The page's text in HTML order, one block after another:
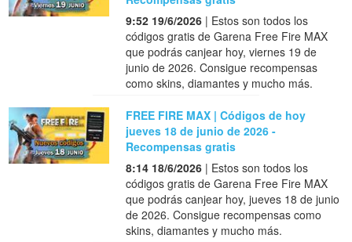
9:52 19/6/2026 | Estos son todos los
códigos gratis de Garena Free Fire MAX
que podrás canjear hoy, viernes 19 de
junio de 2026. Consigue recompensas
como skins, diamantes y mucho más.
FREE FIRE MAX | Códigos de hoy
jueves 18 de junio de 2026 -
Recompensas gratis
8:14 18/6/2026 | Estos son todos los
códigos gratis de Garena Free Fire MAX
que podrás canjear hoy, jueves 18 de junio
de 2026. Consigue recompensas como
skins, diamantes y mucho más.